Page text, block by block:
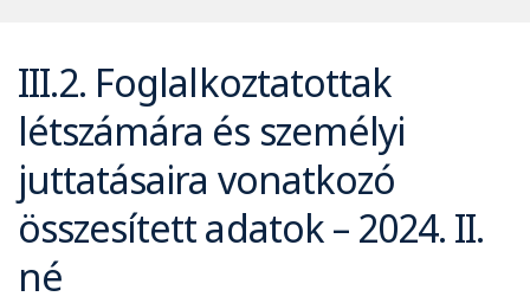
III.2. Foglalkoztatottak
létszámára és személyi
juttatásaira vonatkozó
összesített adatok – 2024. II.
né